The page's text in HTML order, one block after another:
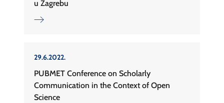
u Zagrebu
29.6.2022.
PUBMET Conference on Scholarly
Communication in the Context of Open
Science